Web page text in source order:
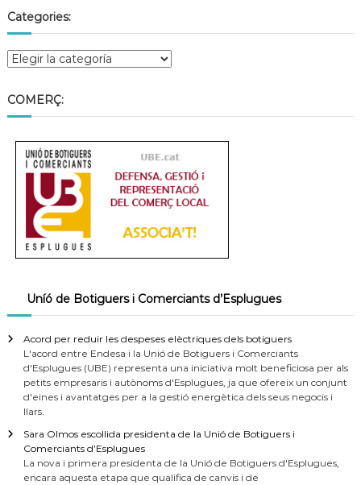
Categories:
COMERÇ:
Uníó de Botiguers i Comerciants d’Esplugues
Acord per reduir les despeses elèctriques dels botiguers
L'acord entre Endesa i la Unió de Botiguers i Comerciants
d'Esplugues (UBE) representa una iniciativa molt beneficiosa per als
petits empresaris i autònoms d'Esplugues, ja que ofereix un conjunt
d'eines i avantatges per a la gestió energètica dels seus negocis i
llars.
Sara Olmos escollida presidenta de la Unió de Botiguers i
Comerciants d’Esplugues
La nova i primera presidenta de la Unió de Botiguers d'Esplugues,
encara aquesta etapa que qualifica de canvis i de